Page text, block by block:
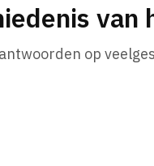
van
op